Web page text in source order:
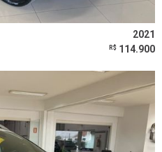
2021
R$ 114.900